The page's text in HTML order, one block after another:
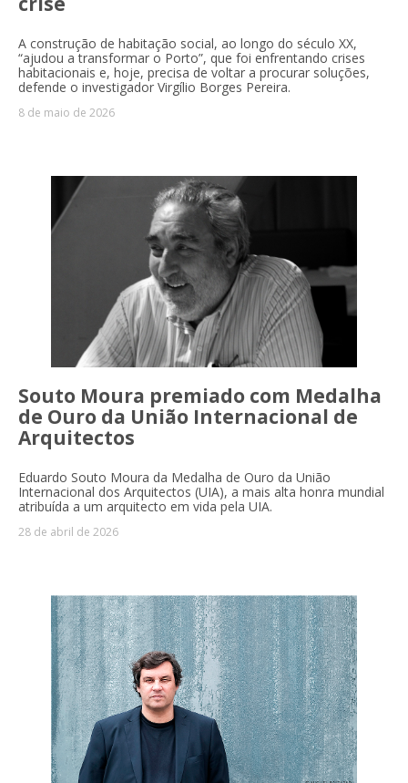
A construção de habitação social, ao longo do século XX,
“ajudou a transformar o Porto”, que foi enfrentando crises
habitacionais e, hoje, precisa de voltar a procurar soluções,
defende o investigador Virgílio Borges Pereira.
8 de maio de 2026
Souto Moura premiado com Medalha
de Ouro da União Internacional de
Arquitectos
Eduardo Souto Moura da Medalha de Ouro da União
Internacional dos Arquitectos (UIA), a mais alta honra mundial
atribuída a um arquitecto em vida pela UIA.
28 de abril de 2026